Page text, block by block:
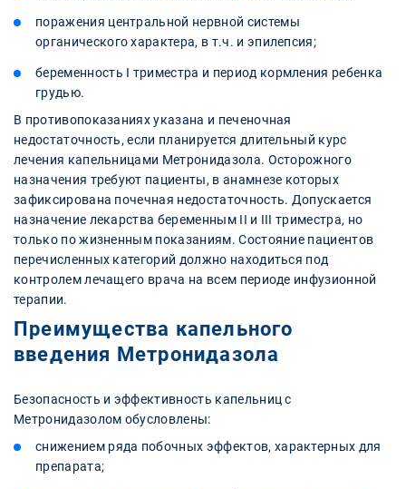
поражения центральной нервной системы
органического характера, в т.ч. и эпилепсия;
беременность I триместра и период кормления ребенка
грудью.
В противопоказаниях указана и печеночная
недостаточность, если планируется длительный курс
лечения капельницами Метронидазола. Осторожного
назначения требуют пациенты, в анамнезе которых
зафиксирована почечная недостаточность. Допускается
назначение лекарства беременным II и III триместра, но
только по жизненным показаниям. Состояние пациентов
перечисленных категорий должно находиться под
контролем лечащего врача на всем периоде инфузионной
терапии.
Преимущества капельного
введения Метронидазола
Безопасность и эффективность капельниц с
Метронидазолом обусловлены:
снижением ряда побочных эффектов, характерных для
препарата;